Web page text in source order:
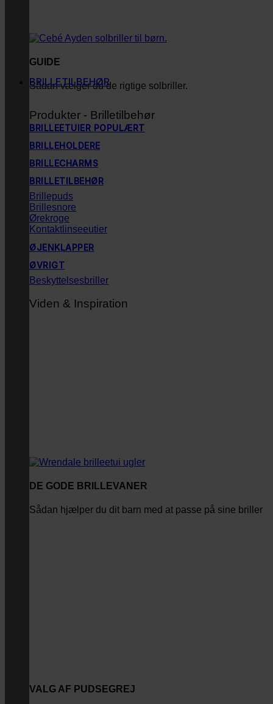
GUIDE
Sådan vælger du de rigtige solbriller.
BRILLETILBEHØR
Produkter - Brilletilbehør
BRILLEETUIER
BRILLEHOLDERE
BRILLECHARMS
BRILLETILBEHØR
Brillepuds
Brillesnore
Ørekroge
Kontaktlinseeutier
ØJENKLAPPER
ØVRIGT
Beskyttelsesbriller
Viden & Inspiration
DE GODE BRILLEVANER
Sådan hjælper du dit barn med at passe på sine briller
VALG AF PUDSEGREJ